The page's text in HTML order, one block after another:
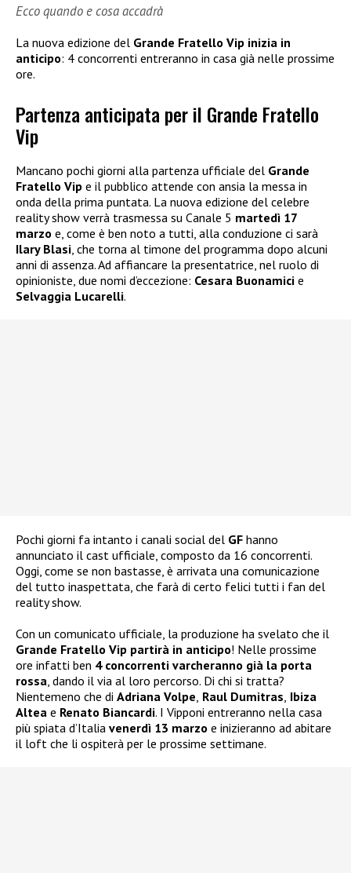
Ecco quando e cosa accadrà
La nuova edizione del Grande Fratello Vip inizia in
anticipo: 4 concorrenti entreranno in casa già nelle prossime
ore.
Partenza anticipata per il Grande Fratello
Vip
Mancano pochi giorni alla partenza ufficiale del Grande
Fratello Vip e il pubblico attende con ansia la messa in
onda della prima puntata. La nuova edizione del celebre
reality show verrà trasmessa su Canale 5 martedì 17
marzo e, come è ben noto a tutti, alla conduzione ci sarà
Ilary Blasi , che torna al timone del programma dopo alcuni
anni di assenza. Ad affiancare la presentatrice, nel ruolo di
opinioniste, due nomi d’eccezione: Cesara Buonamici e
Selvaggia Lucarelli.
Pochi giorni fa intanto i canali social del GF hanno
annunciato il cast ufficiale, composto da 16 concorrenti.
Oggi, come se non bastasse, è arrivata una comunicazione
del tutto inaspettata, che farà di certo felici tutti i fan del
reality show.
Con un comunicato ufficiale, la produzione ha svelato che il
Grande Fratello Vip partirà in anticipo! Nelle prossime
ore infatti ben 4 concorrenti varcheranno già la porta
rossa , dando il via al loro percorso. Di chi si tratta?
Nientemeno che di Adriana Volpe Raul Dumitras Ibiza
Altea e Renato Biancardi. I Vipponi entreranno nella casa
più spiata d’Italia venerdì 13 marzo e inizieranno ad abitare
il loft che li ospiterà per le prossime settimane.